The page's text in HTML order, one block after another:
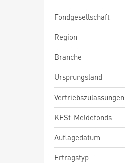
Fondgesellschaft
Region
Branche
Ursprungsland
Vertriebszulassungen
KESt-Meldefonds
Auflagedatum
Ertragstyp